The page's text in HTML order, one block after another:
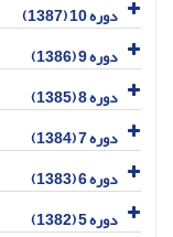
دوره 10 (1387)
دوره 9 (1386)
دوره 8 (1385)
دوره 7 (1384)
دوره 6 (1383)
دوره 5 (1382)